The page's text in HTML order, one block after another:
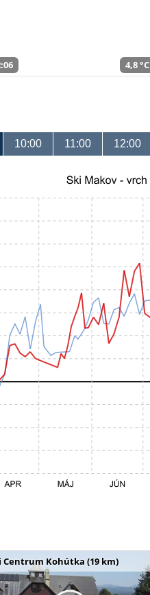
4,8 °C
10:00 11:00 12:00
Centrum Kohútka (19 km)